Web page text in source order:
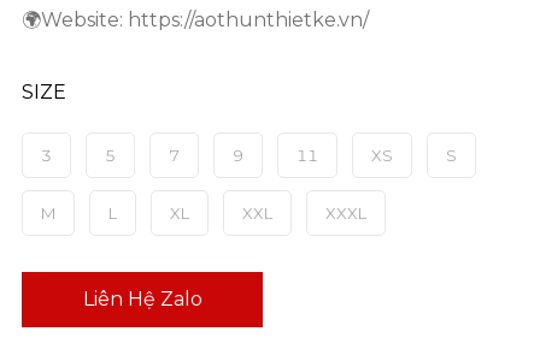
🌍Website: https://aothunthietke.vn/
Liên Hệ Zalo
3 5 7 9 11 XS S
M L XL XXL XXXL
SIZE